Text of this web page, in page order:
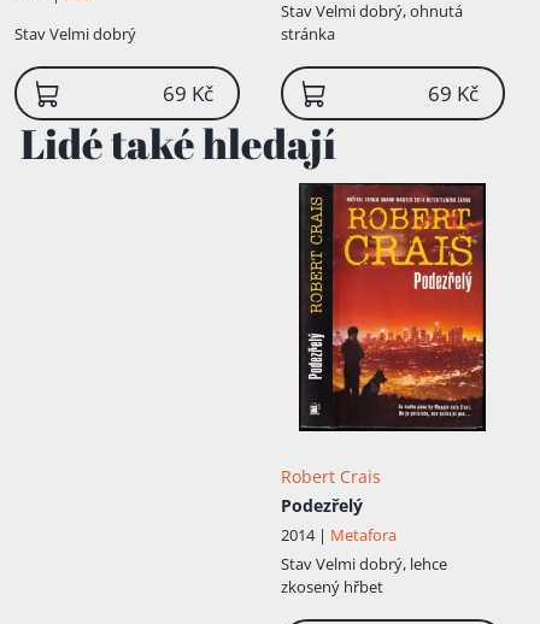
StavVelmi dobrý
69 Kč
StavVelmi dobrý, ohnutá
stránka
69 Kč
Lidé také hledají
Robert Crais
Podezřelý
2014 | Metafora
StavVelmi dobrý, lehce
zkosený hřbet